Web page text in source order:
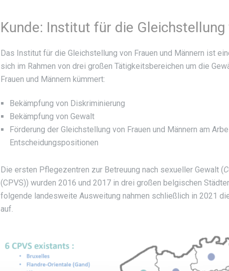
Kunde: Institut für die
Das Institut für die Gleichstellung von Frauen und Männern ist
sich im Rahmen von drei großen Tätigkeitsbereichen um die
Frauen und Männern kümmert:
Bekämpfung von Diskriminierung
Bekämpfung von Gewalt
Förderung der Gleichstellung von Frauen und Männern am
Entscheidungspositionen
Die ersten Pflegezentren zur Betreuung nach sexueller Gewalt (
(CPVS)) wurden 2016 und 2017 in drei großen belgischen
folgende landesweite Ausweitung nahmen schließlich in 2021
auf.